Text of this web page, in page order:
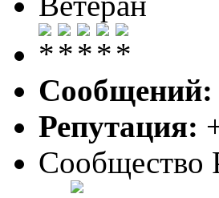
Сообщений:
Репутация:
Сообщество